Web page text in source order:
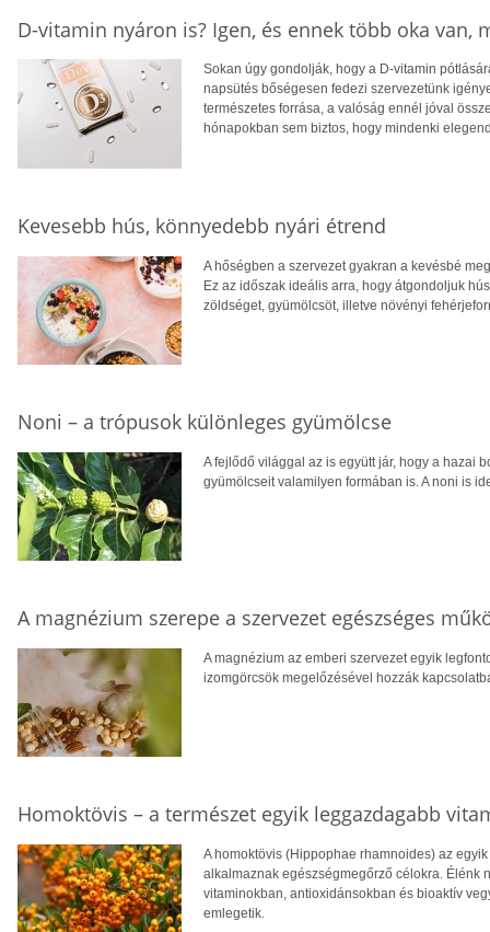
D-vitamin nyáron is? Igen, és ennek több oka van,
Sokan úgy gondolják, hogy a D-vitamin
napsütés bőségesen fedezi szervezetünk
természetes forrása, a valóság ennél jóval
hónapokban sem biztos, hogy mindenki
Kevesebb hús, könnyedebb nyári étrend
A hőségben a szervezet gyakran a kevésbé
Ez az időszak ideális arra, hogy átgondoljuk
zöldséget, gyümölcsöt, illetve növényi
Noni – a trópusok különleges gyümölcse
A fejlődő világgal az is együtt jár, hogy a hazai
gyümölcseit valamilyen formában is. A noni is
A magnézium szerepe a szervezet egészséges
A magnézium az emberi szervezet egyik
izomgörcsök megelőzésével hozzák
Homoktövis – a természet egyik leggazdagabb
A homoktövis (Hippophae rhamnoides) az
alkalmaznak egészségmegőrző célokra. Élénk
vitaminokban, antioxidánsokban és bioaktív
emlegetik.